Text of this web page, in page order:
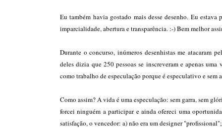
Eu também havia gostado mais desse desenho. Eu
imparcialidade, abertura e transparência. :-) Bem melhor
Durante o concurso, inúmeros desenhistas me atacaram
deles dizia que 250 pessoas se inscreveram e apenas
como trabalho de especulação porque é especulativo e sem
Como assim? A vida é uma especulação: sem garra, sem
forcei ninguém a participar e ainda ofereci uma
satisfação, o vencedor: a) não era um designer